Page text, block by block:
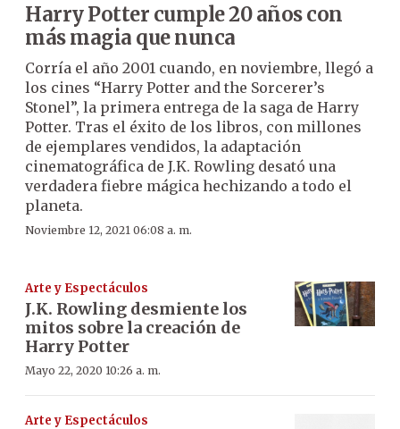
Harry Potter cumple 20 años con
más magia que nunca
Corría el año 2001 cuando, en noviembre, llegó a
los cines “Harry Potter and the Sorcerer’s
Stonel”, la primera entrega de la saga de Harry
Potter. Tras el éxito de los libros, con millones
de ejemplares vendidos, la adaptación
cinematográfica de J.K. Rowling desató una
verdadera fiebre mágica hechizando a todo el
planeta.
Noviembre 12, 2021 06:08 a. m.
Arte y Espectáculos
J.K. Rowling desmiente los
mitos sobre la creación de
Harry Potter
Mayo 22, 2020 10:26 a. m.
Arte y Espectáculos